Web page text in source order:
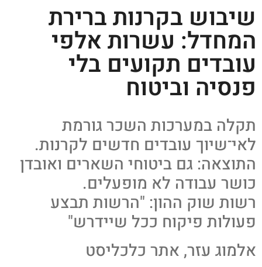
שיבוש בקרנות ברירת
המחדל: עשרות אלפי
עובדים תקועים בלי
פנסיה וביטוח
תקלה במערכות השכר גורמת
לאי־שיוך עובדים חדשים לקרנות.
התוצאה: גם ביטוחי השארים ואובדן
כושר עבודה לא מופעלים.
רשות שוק ההון: "הרשות תבצע
פעולות פיקוח ככל שיידרש"
אלמוג עזר, אתר כלכליסט